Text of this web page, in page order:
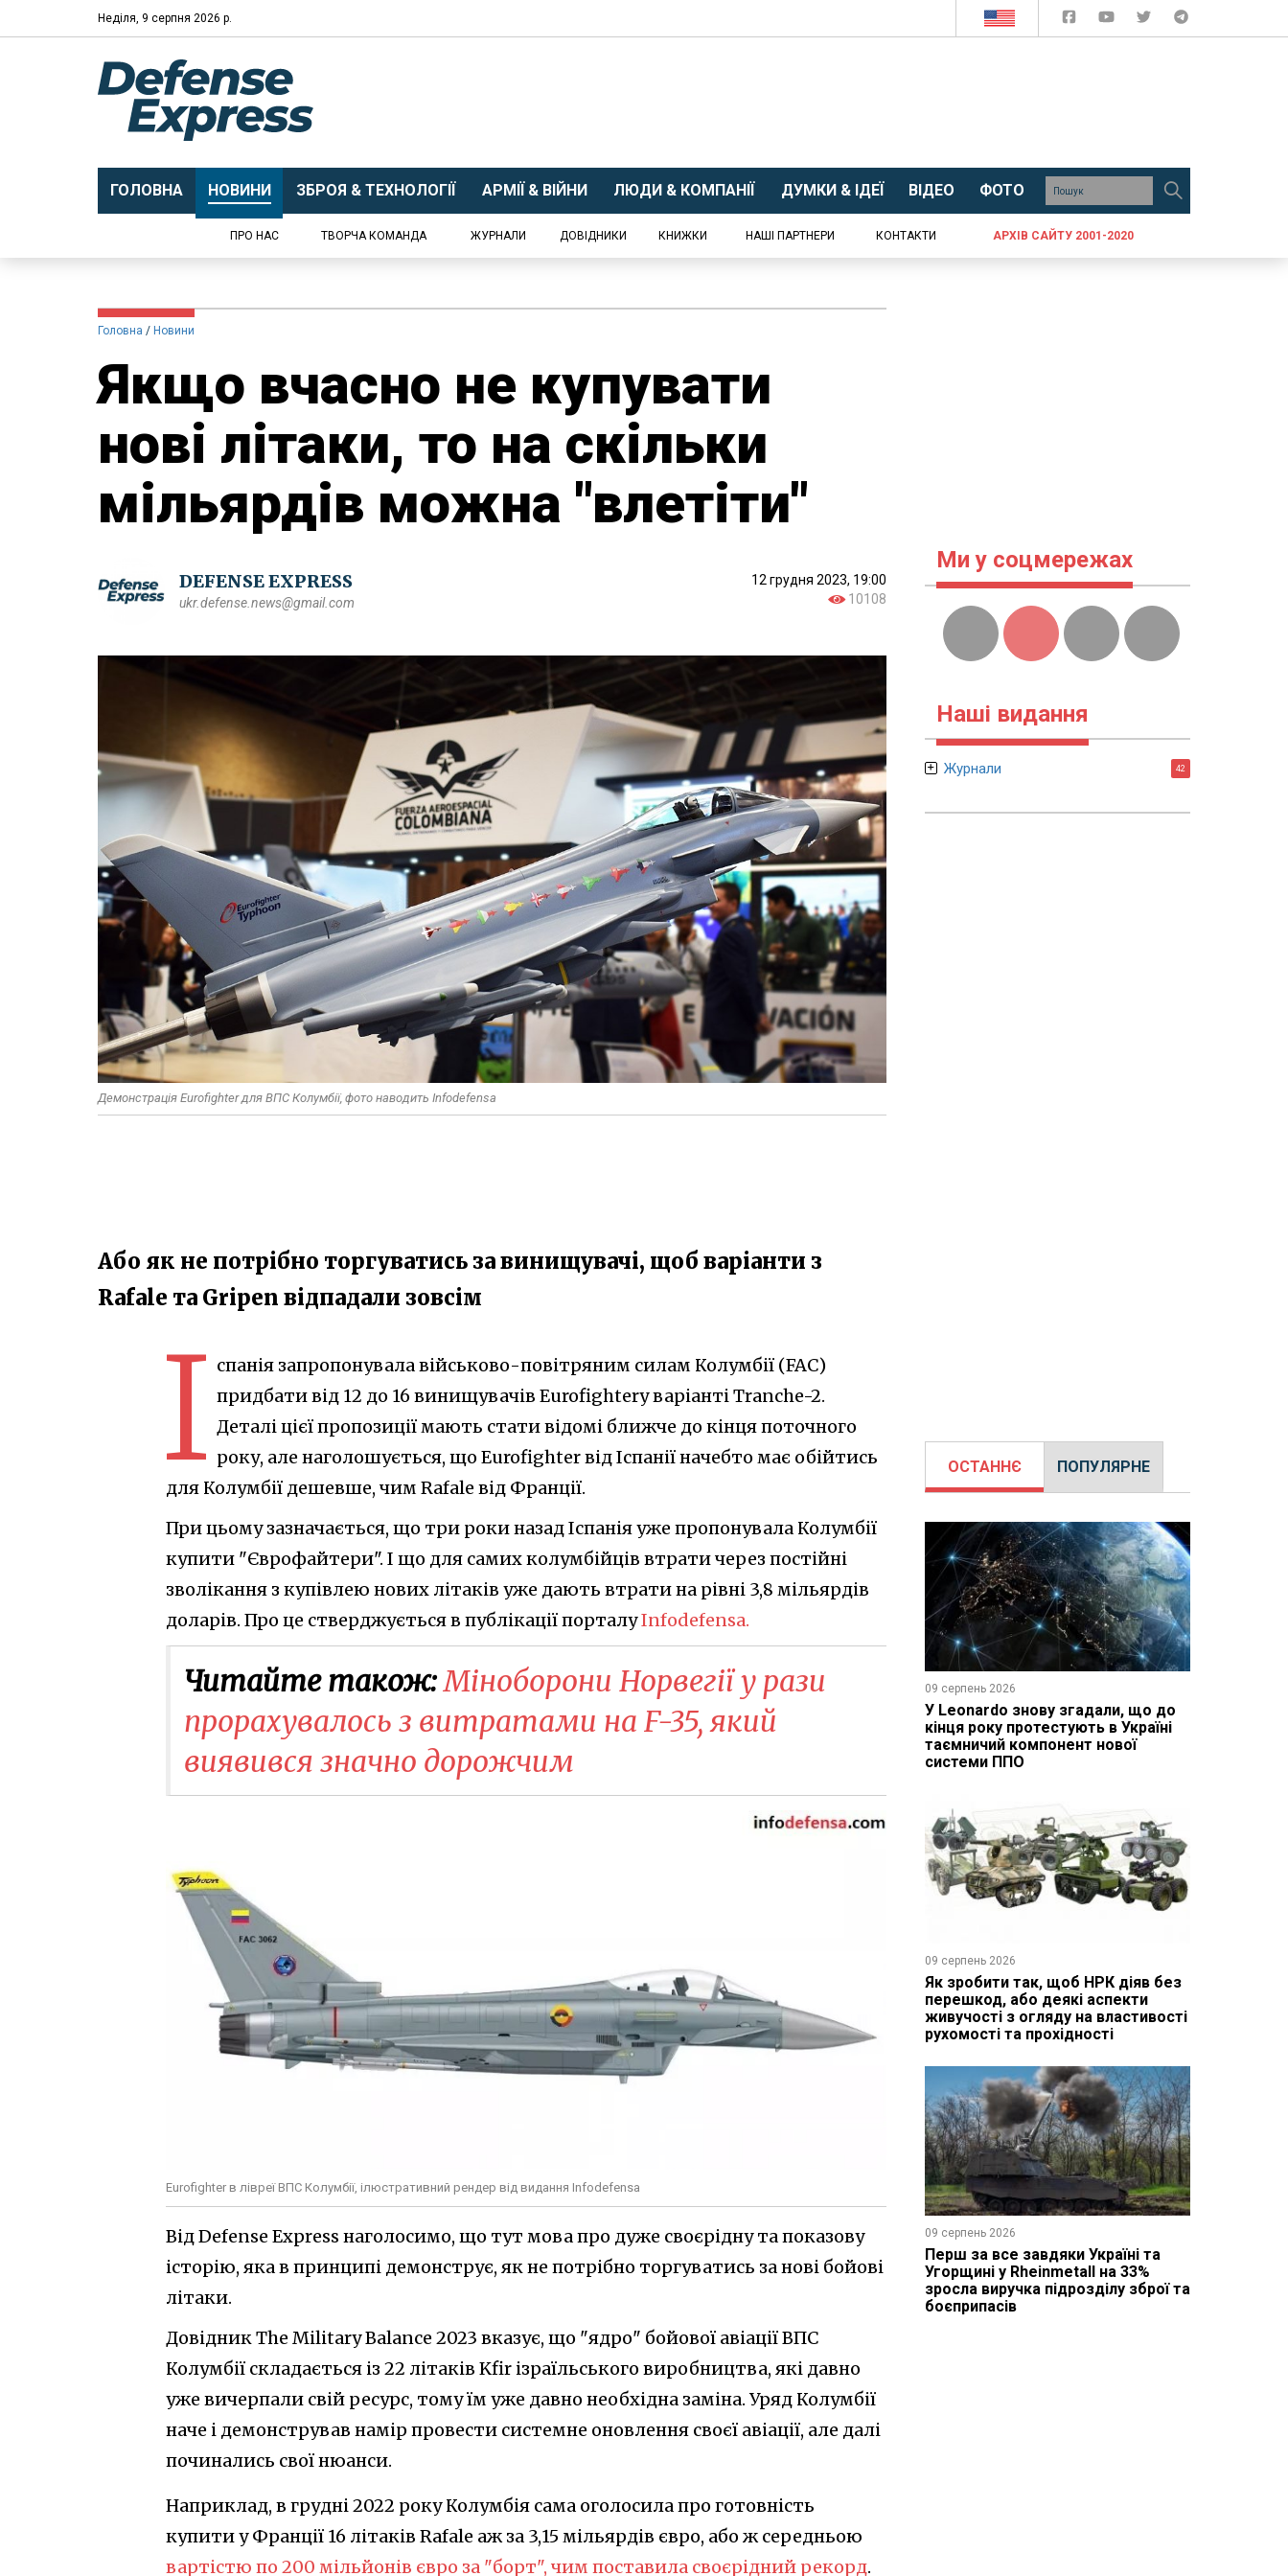
Неділя, 9 серпня 2026 р.
ГОЛОВНА НОВИНИ ЗБРОЯ & ТЕХНОЛОГІЇ АРМІЇ & ВІЙНИ ЛЮДИ & КОМПАНІЇ ДУМКИ & ІДЕЇ ВІДЕО ФОТО
ПРО НАС ТВОРЧА КОМАНДА ЖУРНАЛИ ДОВІДНИКИ КНИЖКИ НАШІ ПАРТНЕРИ КОНТАКТИ АРХІВ САЙТУ 2001-2020
Головна Новини
Якщо вчасно не купувати
нові літаки, то на скільки
мільярдів можна "влетіти"
DEFENSE EXPRESS
ukr.defense.news@gmail.com
12 грудня 2023, 19:00
10108
Демонстрація Eurofighter для ВПС Колумбії, фото наводить Infodefensa
Або як не потрібно торгуватись за винищувачі, щоб варіанти з
Rafale та Gripen відпадали зовсім
І спанія запропонувала військово-повітряним силам Колумбії (FAC)
придбати від 12 до 16 винищувачів Eurofighterу варіанті Tranche-2.
Деталі цієї пропозиції мають стати відомі ближче до кінця поточного
року, але наголошується, що Eurofighter від Іспанії начебто має обійтись
для Колумбії дешевше, чим Rafale від Франції.
При цьому зазначається, що три роки назад Іспанія уже пропонувала Колумбії
купити "Єврофайтери". І що для самих колумбійців втрати через постійні
зволікання з купівлею нових літаків уже дають втрати на рівні 3,8 мільярдів
доларів. Про це стверджується в публікації порталуInfodefensa.
Читайте також:Міноборони Норвегії у рази
прорахувалось з витратами на F-35, який
виявився значно дорожчим
Eurofighter в лівреї ВПС Колумбії, ілюстративний рендер від видання Infodefensa
Від Defense Express наголосимо, що тут мова про дуже своєрідну та показову
історію, яка в принципі демонструє, як не потрібно торгуватись за нові бойові
літаки.
Довідник The Military Balance 2023 вказує, що "ядро" бойової авіації ВПС
Колумбії складається із 22 літаків Kfir ізраїльського виробництва, які давно
уже вичерпали свій ресурс, тому їм уже давно необхідна заміна. Уряд Колумбії
наче і демонстрував намір провести системне оновлення своєї авіації, але далі
починались свої нюанси.
Наприклад, в грудні 2022 року Колумбія сама оголосила про готовність
купити у Франції 16 літаків Rafale аж за 3,15 мільярдів євро, або ж середньою
вартістю по 200 мільйонів євро за "борт", чим поставила своєрідний рекорд.
Ми у соцмережах
Наші видання
Журнали 42
ОСТАННЄ ПОПУЛЯРНЕ
09 серпень 2026
У Leonardo знову згадали, що до
кінця року протестують в Україні
таємничий компонент нової
системи ППО
09 серпень 2026
Як зробити так, щоб НРК діяв без
перешкод, або деякі аспекти
живучості з огляду на властивості
рухомості та прохідності
09 серпень 2026
Перш за все завдяки Україні та
Угорщині у Rheinmetall на 33%
зросла виручка підрозділу зброї та
боєприпасів